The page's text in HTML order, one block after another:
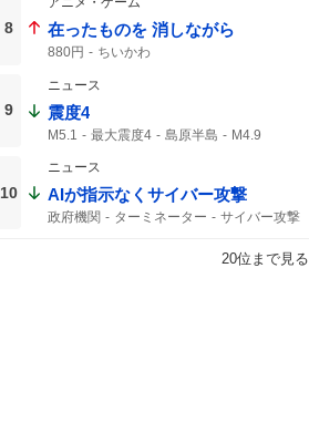
8 在ったものを 消しながら
880円 ちいかわ
9
ニュース
震度4
M5.1 最大震度4 島原半島
M4.9
筑後地方
津波の心配はありません
震源の深さ
緊急地震速報
地震速報
鹿児島県
地震の規模
10
ニュース
AIが指示なくサイバー攻撃
政府機関 ターミネーター サイバー攻撃
20位まで見る